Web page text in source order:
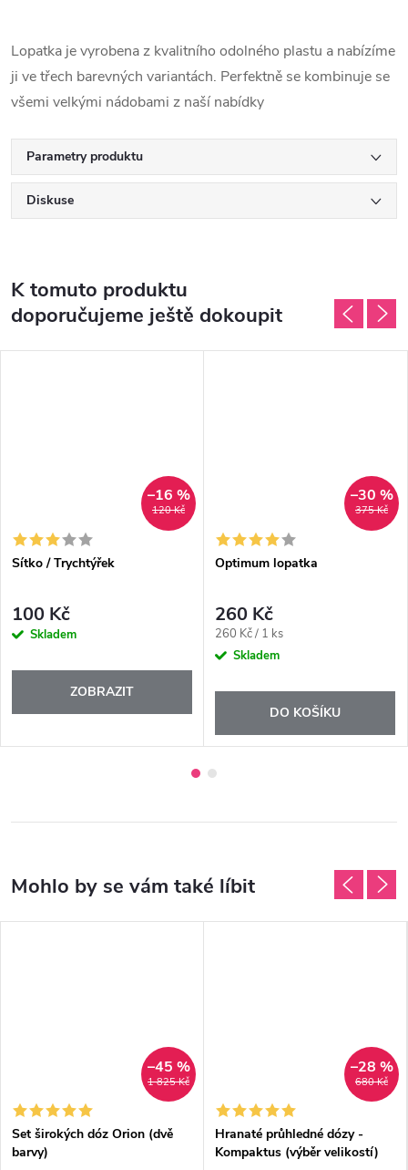
Lopatka je vyrobena z kvalitního odolného plastu a nabízíme
ji ve třech barevných variantách. Perfektně se kombinuje se
všemi velkými nádobami z naší nabídky
Parametry produktu
Diskuse
K tomuto produktu
doporučujeme ještě dokoupit
120 Kč
–16 %
Sítko / Trychtýřek
100 Kč
Skladem
ZOBRAZIT
375 Kč
–30 %
Optimum lopatka
260 Kč
Měrná
cena:
260 Kč / 1 ks
Skladem
DO KOŠÍKU
1 825 Kč
–45 %
Set širokých dóz Orion (dvě
barvy)
680 Kč
–28 %
Hranaté průhledné dózy -
Kompaktus (výběr velikostí)